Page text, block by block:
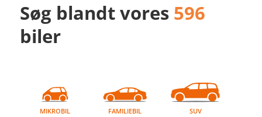
Søg blandt vores 596
biler
MIKROBIL FAMILIEBIL SUV